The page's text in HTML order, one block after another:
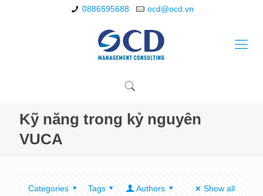
0886595688 ocd@ocd.vn
Kỹ năng trong kỷ nguyên
VUCA
Categories Tags Authors Show all